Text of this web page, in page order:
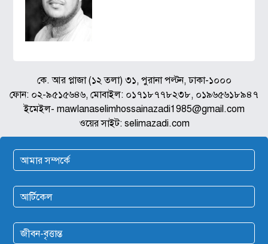
কে. আর প্লাজা (১২ তলা) ৩১, পুরানা পল্টন, ঢাকা-১০০০
ফোন: ০২-৯৫১৫৬৪৬, মোবাইল: ০১৭১৮৭৭৮২৩৮, ০১৯৬৫৬১৮৯৪৭
ইমেইল- mawlanaselimhossainazadi1985@gmail.com
ওয়ের সাইট: selimazadi.com
আমার সম্পর্কে
আর্টিকেল
জীবন-বৃত্তান্ত